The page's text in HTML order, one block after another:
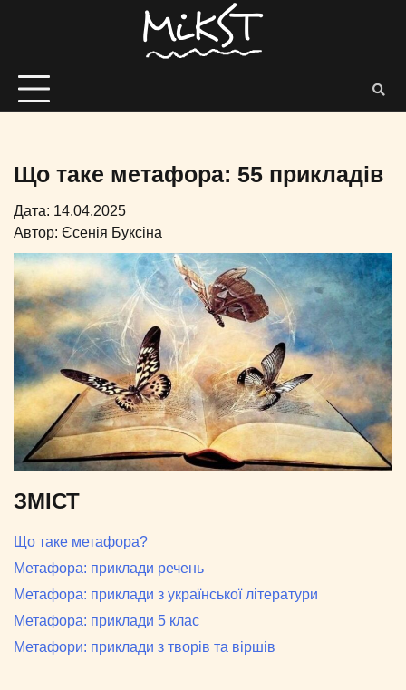
Що таке метафора: 55 прикладів
Дата: 14.04.2025
Автор: Єсенія Буксіна
ЗМІСТ
Що таке метафора?
Метафора: приклади речень
Метафора: приклади з української літератури
Метафора: приклади 5 клас
Метафори: приклади з творів та віршів